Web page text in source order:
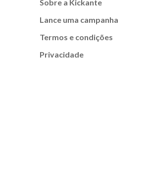
Sobre a Kickante
Lance uma campanha
Termos e condições
Privacidade